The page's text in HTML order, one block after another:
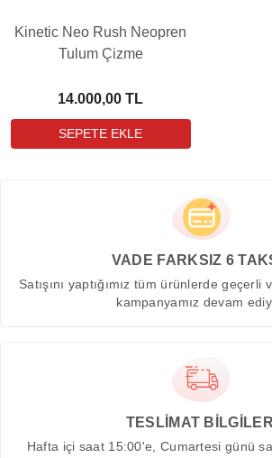
Kinetic Neo Rush Neopren
Tulum Çizme
14.000,00 TL
VADE FARKSIZ 6
Satışını yaptığımız tüm ürünlerde geçerli
kampanyamız devam
TESLİMAT BİLGİLERİ
Hafta içi saat 15:00'e, Cumartesi günü